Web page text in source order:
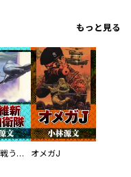
もっと見る
平成維新 戦う自衛隊 オメガJ